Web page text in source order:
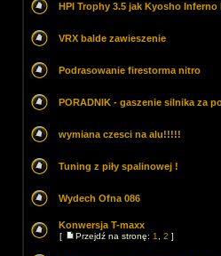
HPI Trophy 3.5 jak Kyosho Inferno
VRX balde zawieszenie
Podrasowanie firestorma nitro
PORADNIK - gaszenie silnika za
wymiana czesci na alu!!!!!
Tuning z piły spalinowej !
Wydech Ofna 086
Konwersja T-maxx
[ Przejdź na stronę: 1 2 ]